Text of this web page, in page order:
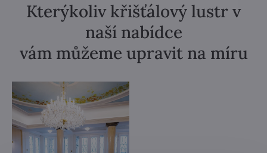
Kterýkoliv křišťálový lustr v
naší nabídce
vám můžeme upravit na míru